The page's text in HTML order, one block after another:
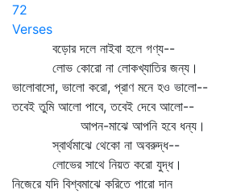
72
Verses
বড়োর দলে নাইবা হলে গণ্য--
লোভ কোরো না লোকখ্যাতির জন্য।
ভালোবাসো, ভালো করো, প্রাণ মনে হও ভালো--
তবেই তুমি আলো পাবে, তবেই দেবে আলো--
আপন-মাঝে আপনি হবে ধন্য।
স্বার্থমাঝে থেকো না অবরুদ্ধ--
লোভের সাথে নিয়ত করো যুদ্ধ।
নিজেরে যদি বিশ্বমাঝে করিতে পারো দান